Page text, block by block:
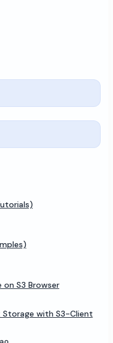
S3 Browser
with S3-Client